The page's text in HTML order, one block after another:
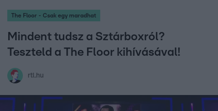
The Floor - Csak egy maradhat
Mindent tudsz a Sztárboxról?
Teszteld a The Floor kihívásával!
rtl.hu